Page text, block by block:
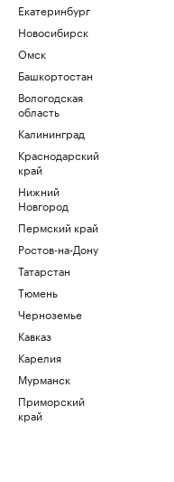
Екатеринбург
Новосибирск
Омск
Башкортостан
Вологодская
область
Калининград
Краснодарский
край
Нижний
Новгород
Пермский край
Ростов-на-Дону
Татарстан
Тюмень
Черноземье
Кавказ
Карелия
Мурманск
Приморский
край